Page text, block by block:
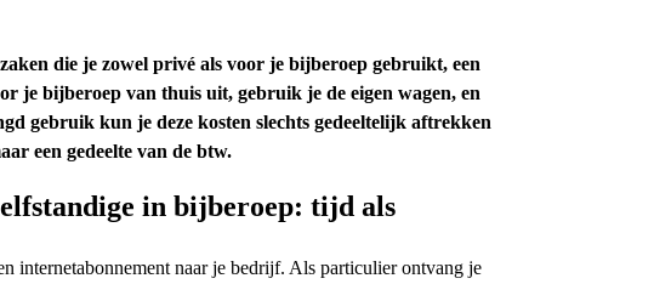
die je zowel privé als voor je bijberoep gebruikt, een
je bijberoep van thuis uit, gebruik je de eigen wagen, en
gebruik kun je deze kosten slechts gedeeltelijk aftrekken
een gedeelte van de btw.
in bijberoep: tijd als
internetabonnement naar je bedrijf. Als particulier ontvang je